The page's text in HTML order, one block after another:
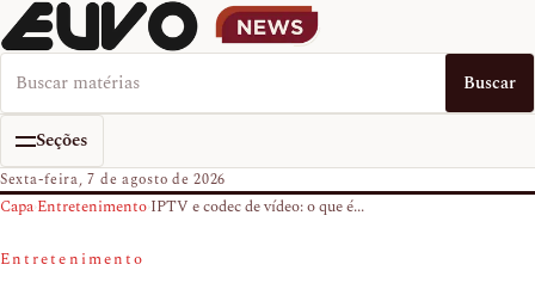
Buscar no EUVO News Buscar
Seções
Sexta-feira, 7 de agosto de 2026
Capa›Entretenimento›IPTV e codec de vídeo: o que é...
Entretenimento